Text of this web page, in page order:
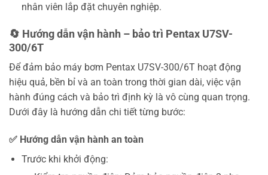
nhân viên lắp đặt chuyên nghiệp.
🔄 Hướng dẫn vận hành – bảo trì Pentax U7SV-
300/6T
Để đảm bảo máy bơm Pentax U7SV-300/6T hoạt động
hiệu quả, bền bỉ và an toàn trong thời gian dài, việc vận
hành đúng cách và bảo trì định kỳ là vô cùng quan trọng.
Dưới đây là hướng dẫn chi tiết từng bước:
✅ Hướng dẫn vận hành an toàn
Trước khi khởi động: